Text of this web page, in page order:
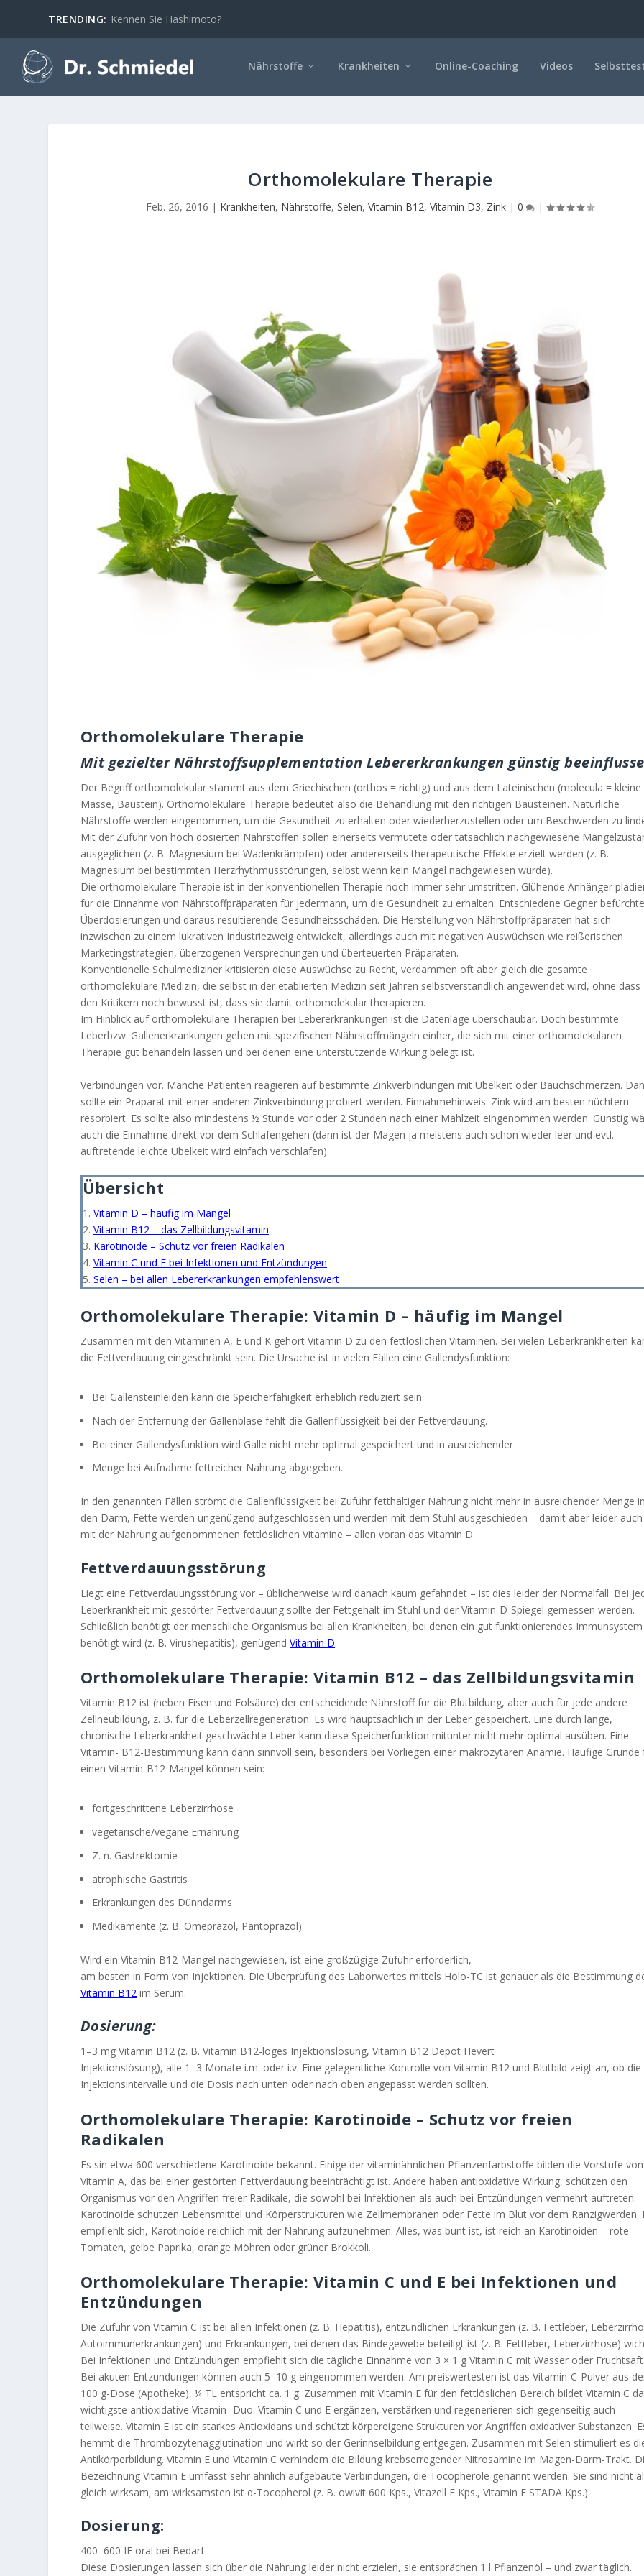
TRENDING: Kennen Sie Hashimoto?
Nährstoffe Krankheiten Online-Coaching Videos
Orthomolekulare Therapie
Feb. 26, 2016 | Krankheiten, Nährstoffe,Selen,Vitamin B12,Vitamin D3, Zink |0 |
Orthomolekulare Therapie
Mit gezielter Nährstoffsupplementation Lebererkrankungen günstig
Der Begriff orthomolekular stammt aus dem Griechischen (orthos = richtig) und aus dem Lateinischen (molecula = kleine
Masse, Baustein). Orthomolekulare Therapie bedeutet also die Behandlung mit den richtigen Bausteinen. Natürliche
Nährstoffe werden eingenommen, um die Gesundheit zu erhalten oder wiederherzustellen oder um Beschwerden zu
Mit der Zufuhr von hoch dosierten Nährstoffen sollen einerseits vermutete oder tatsächlich nachgewiesene
ausgeglichen (z. B. Magnesium bei Wadenkrämpfen) oder andererseits therapeutische Effekte erzielt werden (z. B.
Magnesium bei bestimmten Herzrhythmusstörungen, selbst wenn kein Mangel nachgewiesen wurde).
Die orthomolekulare Therapie ist in der konventionellen Therapie noch immer sehr umstritten. Glühende Anhänger
für die Einnahme von Nährstoffpräparaten für jedermann, um die Gesundheit zu erhalten. Entschiedene Gegner
Überdosierungen und daraus resultierende Gesundheitsschäden. Die Herstellung von Nährstoffpräparaten hat sich
inzwischen zu einem lukrativen Industriezweig entwickelt, allerdings auch mit negativen Auswüchsen wie reißerischen
Marketingstrategien, überzogenen Versprechungen und überteuerten Präparaten.
Konventionelle Schulmediziner kritisieren diese Auswüchse zu Recht, verdammen oft aber gleich die gesamte
orthomolekulare Medizin, die selbst in der etablierten Medizin seit Jahren selbstverständlich angewendet wird, ohne dass
den Kritikern noch bewusst ist, dass sie damit orthomolekular therapieren.
Im Hinblick auf orthomolekulare Therapien bei Lebererkrankungen ist die Datenlage überschaubar. Doch bestimmte
Leberbzw. Gallenerkrankungen gehen mit spezifischen Nährstoffmängeln einher, die sich mit einer orthomolekularen
Therapie gut behandeln lassen und bei denen eine unterstützende Wirkung belegt ist.
Verbindungen vor. Manche Patienten reagieren auf bestimmte Zinkverbindungen mit Übelkeit oder Bauchschmerzen.
sollte ein Präparat mit einer anderen Zinkverbindung probiert werden. Einnahmehinweis: Zink wird am besten nüchtern
resorbiert. Es sollte also mindestens ½ Stunde vor oder 2 Stunden nach einer Mahlzeit eingenommen werden. Günstig
auch die Einnahme direkt vor dem Schlafengehen (dann ist der Magen ja meistens auch schon wieder leer und evtl.
auftretende leichte Übelkeit wird einfach verschlafen).
Übersicht
1. Vitamin D – häufig im Mangel
2. Vitamin B12 – das Zellbildungsvitamin
3. Karotinoide – Schutz vor freien Radikalen
4. Vitamin C und E bei Infektionen und Entzündungen
5. Selen – bei allen Lebererkrankungen empfehlenswert
Orthomolekulare Therapie: Vitamin D – häufig im Mangel
Zusammen mit den Vitaminen A, E und K gehört Vitamin D zu den fettlöslichen Vitaminen. Bei vielen Leberkrankheiten
die Fettverdauung eingeschränkt sein. Die Ursache ist in vielen Fällen eine Gallendysfunktion:
Bei Gallensteinleiden kann die Speicherfähigkeit erheblich reduziert sein.
Nach der Entfernung der Gallenblase fehlt die Gallenflüssigkeit bei der Fettverdauung.
Bei einer Gallendysfunktion wird Galle nicht mehr optimal gespeichert und in ausreichender
Menge bei Aufnahme fettreicher Nahrung abgegeben.
In den genannten Fällen strömt die Gallenflüssigkeit bei Zufuhr fetthaltiger Nahrung nicht mehr in ausreichender Menge
den Darm, Fette werden ungenügend aufgeschlossen und werden mit dem Stuhl ausgeschieden – damit aber leider
mit der Nahrung aufgenommenen fettlöslichen Vitamine – allen voran das Vitamin D.
Fettverdauungsstörung
Liegt eine Fettverdauungsstörung vor – üblicherweise wird danach kaum gefahndet – ist dies leider der Normalfall. Bei
Leberkrankheit mit gestörter Fettverdauung sollte der Fettgehalt im Stuhl und der Vitamin-D-Spiegel gemessen werden.
Schließlich benötigt der menschliche Organismus bei allen Krankheiten, bei denen ein gut funktionierendes Immunsystem
benötigt wird (z. B. Virushepatitis), genügend Vitamin D.
Orthomolekulare Therapie: Vitamin B12 – das Zellbildungsvitamin
Vitamin B12 ist (neben Eisen und Folsäure) der entscheidende Nährstoff für die Blutbildung, aber auch für jede andere
Zellneubildung, z. B. für die Leberzellregeneration. Es wird hauptsächlich in der Leber gespeichert. Eine durch lange,
chronische Leberkrankheit geschwächte Leber kann diese Speicherfunktion mitunter nicht mehr optimal ausüben. Eine
Vitamin- B12-Bestimmung kann dann sinnvoll sein, besonders bei Vorliegen einer makrozytären Anämie. Häufige Gründe
einen Vitamin-B12-Mangel können sein:
fortgeschrittene Leberzirrhose
vegetarische/vegane Ernährung
Z. n. Gastrektomie
atrophische Gastritis
Erkrankungen des Dünndarms
Medikamente (z. B. Omeprazol, Pantoprazol)
Wird ein Vitamin-B12-Mangel nachgewiesen, ist eine großzügige Zufuhr erforderlich,
am besten in Form von Injektionen. Die Überprüfung des Laborwertes mittels Holo-TC ist genauer als die Bestimmung
Vitamin B12im Serum.
Dosierung:
1–3 mg Vitamin B12 (z. B. Vitamin B12-loges Injektionslösung, Vitamin B12 Depot Hevert
Injektionslösung), alle 1–3 Monate i.m. oder i.v. Eine gelegentliche Kontrolle von Vitamin B12 und Blutbild zeigt an, ob die
Injektionsintervalle und die Dosis nach unten oder nach oben angepasst werden sollten.
Orthomolekulare Therapie: Karotinoide – Schutz vor freien
Radikalen
Es sin etwa 600 verschiedene Karotinoide bekannt. Einige der vitaminähnlichen Pflanzenfarbstoffe bilden die Vorstufe von
Vitamin A, das bei einer gestörten Fettverdauung beeinträchtigt ist. Andere haben antioxidative Wirkung, schützen den
Organismus vor den Angriffen freier Radikale, die sowohl bei Infektionen als auch bei Entzündungen vermehrt auftreten.
Karotinoide schützen Lebensmittel und Körperstrukturen wie Zellmembranen oder Fette im Blut vor dem Ranzigwerden.
empfiehlt sich, Karotinoide reichlich mit der Nahrung aufzunehmen: Alles, was bunt ist, ist reich an Karotinoiden – rote
Tomaten, gelbe Paprika, orange Möhren oder grüner Brokkoli.
Orthomolekulare Therapie: Vitamin C und E bei Infektionen und
Entzündungen
Die Zufuhr von Vitamin C ist bei allen Infektionen (z. B. Hepatitis), entzündlichen Erkrankungen (z. B. Fettleber,
Autoimmunerkrankungen) und Erkrankungen, bei denen das Bindegewebe beteiligt ist (z. B. Fettleber, Leberzirrhose)
Bei Infektionen und Entzündungen empfiehlt sich die tägliche Einnahme von 3 × 1 g Vitamin C mit Wasser oder
Bei akuten Entzündungen können auch 5–10 g eingenommen werden. Am preiswertesten ist das Vitamin-C-Pulver aus
100 g-Dose (Apotheke), ¼ TL entspricht ca. 1 g. Zusammen mit Vitamin E für den fettlöslichen Bereich bildet Vitamin C
wichtigste antioxidative Vitamin- Duo. Vitamin C und E ergänzen, verstärken und regenerieren sich gegenseitig auch
teilweise. Vitamin E ist ein starkes Antioxidans und schützt körpereigene Strukturen vor Angriffen oxidativer Substanzen.
hemmt die Thrombozytenagglutination und wirkt so der Gerinnselbildung entgegen. Zusammen mit Selen stimuliert es
Antikörperbildung. Vitamin E und Vitamin C verhindern die Bildung krebserregender Nitrosamine im Magen-Darm-Trakt.
Bezeichnung Vitamin E umfasst sehr ähnlich aufgebaute Verbindungen, die Tocopherole genannt werden. Sie sind nicht
gleich wirksam; am wirksamsten ist α-Tocopherol (z. B. owivit 600 Kps., Vitazell E Kps., Vitamin E STADA Kps.).
Dosierung:
400–600 IE oral bei Bedarf
Diese Dosierungen lassen sich über die Nahrung leider nicht erzielen, sie entsprächen 1 l Pflanzenöl – und zwar täglich.